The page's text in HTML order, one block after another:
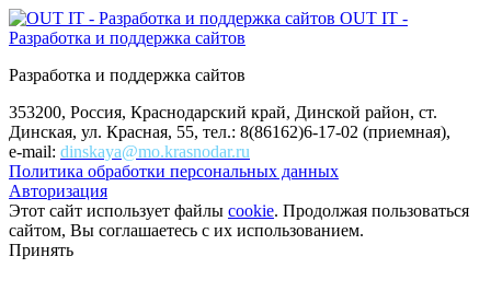
OUT IT -
Разработка и поддержка сайтов
Разработка и поддержка сайтов
353200, Россия, Краснодарский край, Динской район, ст.
Динская, ул. Красная, 55, тел.: 8(86162)6-17-02 (приемная),
e-mail: dinskaya@mo.krasnodar.ru
Политика обработки персональных данных
Авторизация
Этот сайт использует файлы cookie. Продолжая пользоваться
сайтом, Вы соглашаетесь с их использованием.
Принять